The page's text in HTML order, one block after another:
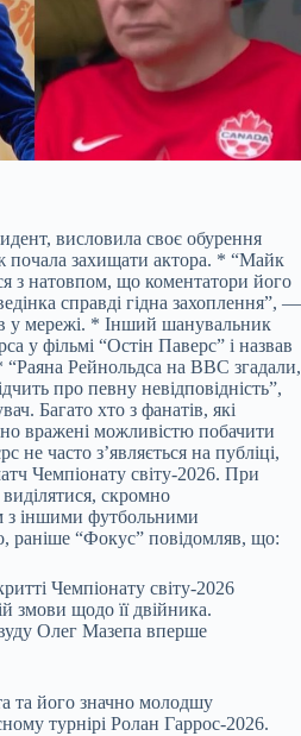
висловила своє обурення
почала захищати актора. * “Майк
з натовпом, що коментатори його
справді гідна захоплення”, —
у мережі. * Інший шанувальник
у фільмі “Остін Паверс” і назвав
Рейнольдса на BBC згадали,
про певну невідповідність”,
Багато хто з фанатів, які
вражені можливістю побачити
часто з’являється на публіці,
Чемпіонату світу-2026. При
скромно
з іншими футбольними
раніше “Фокус” повідомляв, що:
Чемпіонату світу-2026
змови щодо її двійника.
Олег Мазепа вперше
та його значно молодшу
турнірі Ролан Гаррос-2026.